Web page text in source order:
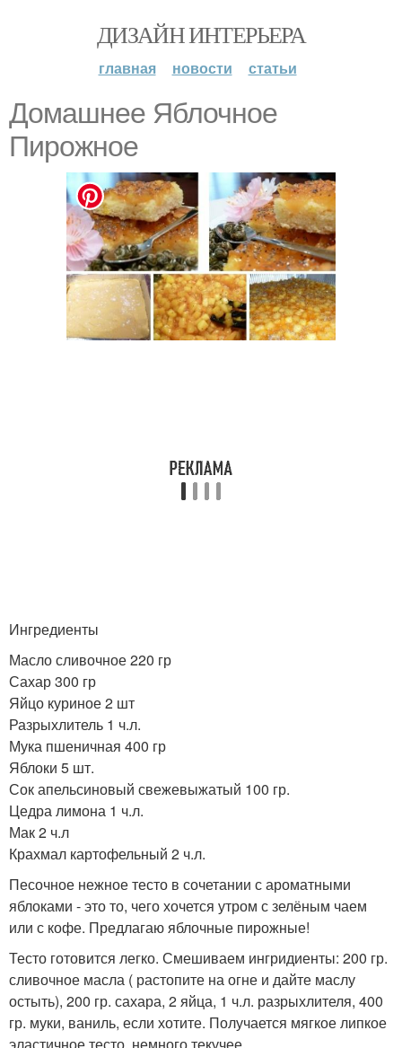
ДИЗАЙН ИНТЕРЬЕРА
главная новости статьи
Домашнее Яблочное
Пирожное
Ингредиенты
Масло сливочное 220 гр
Сахар 300 гр
Яйцо куриное 2 шт
Разрыхлитель 1 ч.л.
Мука пшеничная 400 гр
Яблоки 5 шт.
Сок апельсиновый свежевыжатый 100 гр.
Цедра лимона 1 ч.л.
Мак 2 ч.л
Крахмал картофельный 2 ч.л.
Песочное нежное тесто в сочетании с ароматными
яблоками - это то, чего хочется утром с зелёным чаем
или с кофе. Предлагаю яблочные пирожные!
Тесто готовится легко. Смешиваем ингридиенты: 200 гр.
сливочное масла ( растопите на огне и дайте маслу
остыть), 200 гр. сахара, 2 яйца, 1 ч.л. разрыхлителя, 400
гр. муки, ваниль, если хотите. Получается мягкое липкое